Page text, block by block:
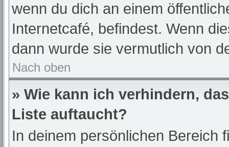
wenn du dich an einem
Internetcafé, befindest. Wenn
dann wurde sie vermutlich von
Nach oben
» Wie kann ich verhindern,
Liste auftaucht?
In deinem persönlichen Bereich